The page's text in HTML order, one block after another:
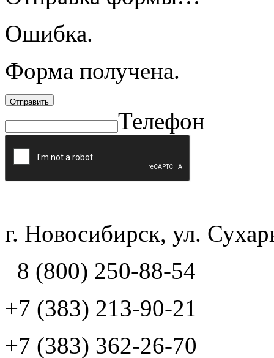
Ошибка.
Форма получена.
Отправить
Телефон
г. Новосибирск, ул.
8 (800) 250-88-54
+7 (383) 213-90-21
+7 (383) 362-26-70